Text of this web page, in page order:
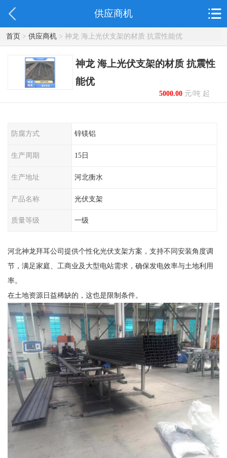
供应商机
首页> 供应商机> 神龙 海上光伏支架的材质 抗震性能优
神龙 海上光伏支架的材质 抗震性
能优
5000.00元/吨 起
防腐方式 锌镁铝
生产周期 15日
生产地址 河北衡水
产品名称 光伏支架
质量等级 一级
河北神龙拜耳公司提供个性化光伏支架方案，支持不同安装角度调
节，满足家庭、工商业及大型电站需求，确保发电效率与土地利用
率。
在土地资源日益稀缺的，这也是限制条件。